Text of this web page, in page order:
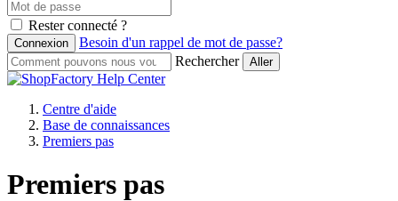
Rester connecté ?
Besoin d'un rappel de mot de passe?
Rechercher
Centre d'aide
Base de connaissances
Premiers pas
Premiers pas